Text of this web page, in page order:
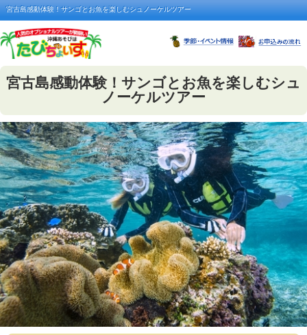
宮古島感動体験！サンゴとお魚を楽しむシュノーケルツアー
宮古島感動体験！サンゴとお魚を楽しむシュ
ノーケルツアー